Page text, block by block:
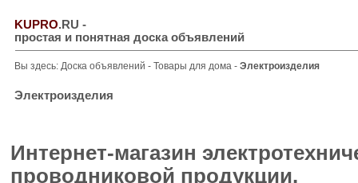
KUPRO.RU -
простая и понятная доска объявлений
Вы здесь: Доска объявлений - Товары для дома - Электроизделия
Электроизделия
Интернет-магазин
проводниковой продукции.